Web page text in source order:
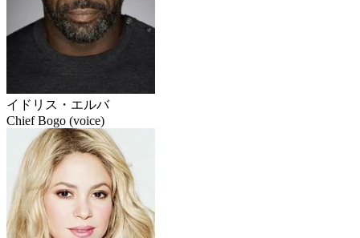
イドリス・エルバ
Chief Bogo (voice)